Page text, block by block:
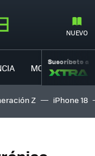
NUEVO
MOVILIDAD
Suscríbete a
Z iPhone 18